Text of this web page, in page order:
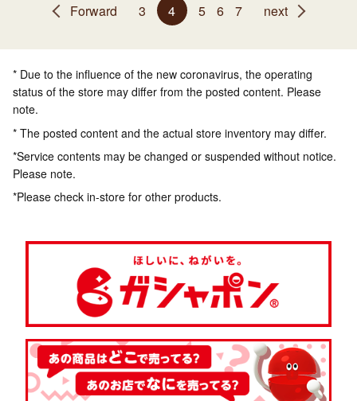
Forward 3 4 5 6 7 next
* Due to the influence of the new coronavirus, the operating
status of the store may differ from the posted content. Please
note.
* The posted content and the actual store inventory may differ.
*Service contents may be changed or suspended without notice.
Please note.
*Please check in-store for other products.